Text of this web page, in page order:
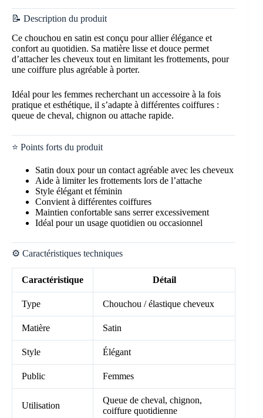
📝 Description du produit
Ce chouchou en satin est conçu pour allier élégance et
confort au quotidien. Sa matière lisse et douce permet
d’attacher les cheveux tout en limitant les frottements, pour
une coiffure plus agréable à porter.
Idéal pour les femmes recherchant un accessoire à la fois
pratique et esthétique, il s’adapte à différentes coiffures :
queue de cheval, chignon ou attache rapide.
⭐ Points forts du produit
Satin doux pour un contact agréable avec les cheveux
Aide à limiter les frottements lors de l’attache
Style élégant et féminin
Convient à différentes coiffures
Maintien confortable sans serrer excessivement
Idéal pour un usage quotidien ou occasionnel
⚙️ Caractéristiques techniques
Caractéristique Détail
Type Chouchou / élastique cheveux
Matière Satin
Style Élégant
Public Femmes
Utilisation
Queue de cheval, chignon,
coiffure quotidienne